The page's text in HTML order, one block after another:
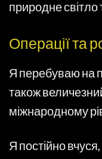
природне
Операції та
Я перебуваю на
також
міжнародному
Я постійно